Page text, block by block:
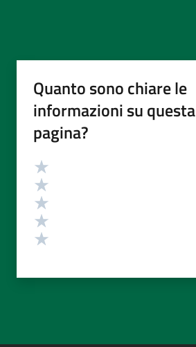
Quanto sono chiare le
informazioni su questa
pagina?
Valutazione